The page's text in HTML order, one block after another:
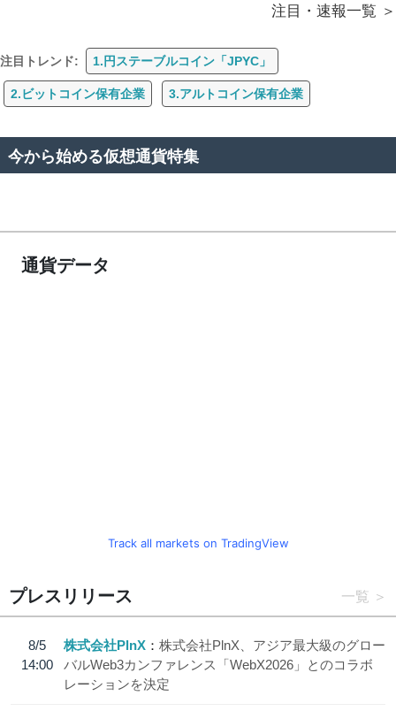
注目・速報一覧
注目トレンド: 1.円ステーブルコイン「JPYC」
2.ビットコイン保有企業 3.アルトコイン保有企業
今から始める仮想通貨特集
通貨データ
Track all markets on TradingView
プレスリリース 一覧
8/5
14:00
株式会社PlnX
株式会社PlnX、アジア最大級のグロー
バルWeb3カンファレンス「WebX2026」とのコラボ
レーションを決定